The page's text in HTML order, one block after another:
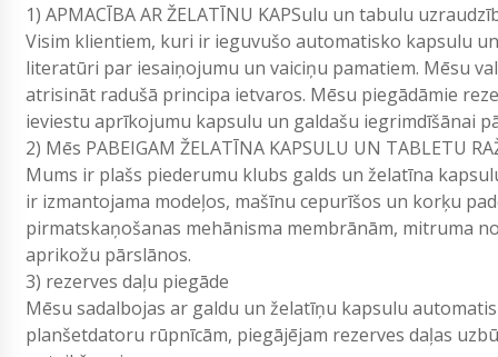
1) APMACĪBA AR ŽELATĪNU KAPSulu un tabulu
Visim klientiem, kuri ir ieguvušo automatisko kapsulu
literatūri par iesaiņojumu un vaiciņu pamatiem. Mēsu
atrisināt radušā principa ietvaros. Mēsu piegādāmie
ieviestu aprīkojumu kapsulu un galdašu iegrimdīšānai
2) Mēs PABEIGAM ŽELATĪNA KAPSULU UN TABLETU
Mums ir plašs piederumu klubs galds un želatīna
ir izmantojama modeļos, mašīnu cepurīšos un korķu
pirmatskaņošanas mehānisma membrānām, mitruma
aprikožu pārslānos.
3) rezerves daļu piegāde
Mēsu sadalbojas ar galdu un želatīņu kapsulu
planšetdatoru rūpnīcām, piegājējam rezerves daļas